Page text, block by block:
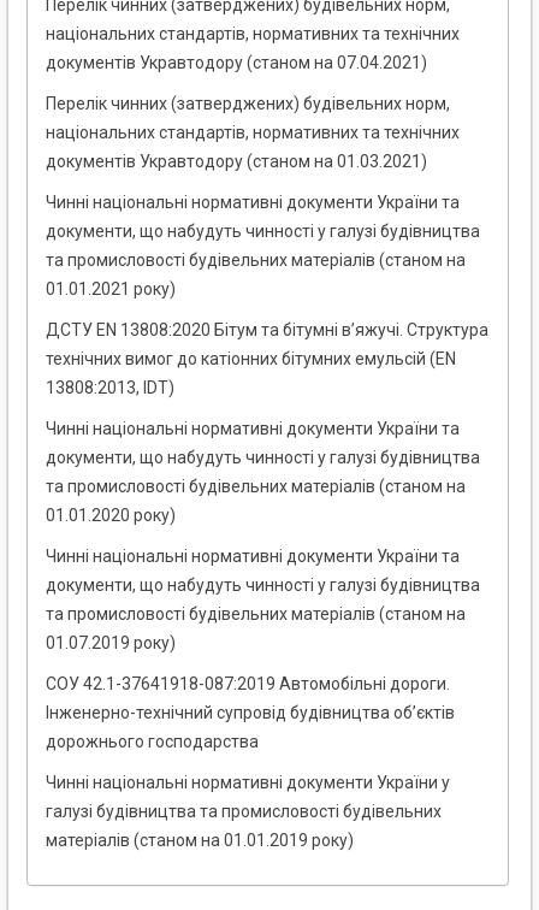
Перелік чинних (затверджених) будівельних норм,
національних стандартів, нормативних та технічних
документів Укравтодору (станом на 07.04.2021)
Перелік чинних (затверджених) будівельних норм,
національних стандартів, нормативних та технічних
документів Укравтодору (станом на 01.03.2021)
Чинні національні нормативні документи України та
документи, що набудуть чинності у галузі будівництва
та промисловості будівельних матеріалів (станом на
01.01.2021 року)
ДСТУ EN 13808:2020 Бітум та бітумні в’яжучі. Структура
технічних вимог до катіонних бітумних емульсій (EN
13808:2013, IDT)
Чинні національні нормативні документи України та
документи, що набудуть чинності у галузі будівництва
та промисловості будівельних матеріалів (станом на
01.01.2020 року)
Чинні національні нормативні документи України та
документи, що набудуть чинності у галузі будівництва
та промисловості будівельних матеріалів (станом на
01.07.2019 року)
СОУ 42.1-37641918-087:2019 Автомобільні дороги.
Інженерно-технічний супровід будівництва об’єктів
дорожнього господарства
Чинні національні нормативні документи України у
галузі будівництва та промисловості будівельних
матеріалів (станом на 01.01.2019 року)